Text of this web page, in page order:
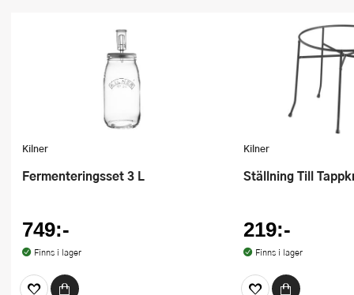
Kilner
Fermenteringsset 3 L
749:-
Finns i lager
Kilner
Ställning Till
219:-
Finns i lager